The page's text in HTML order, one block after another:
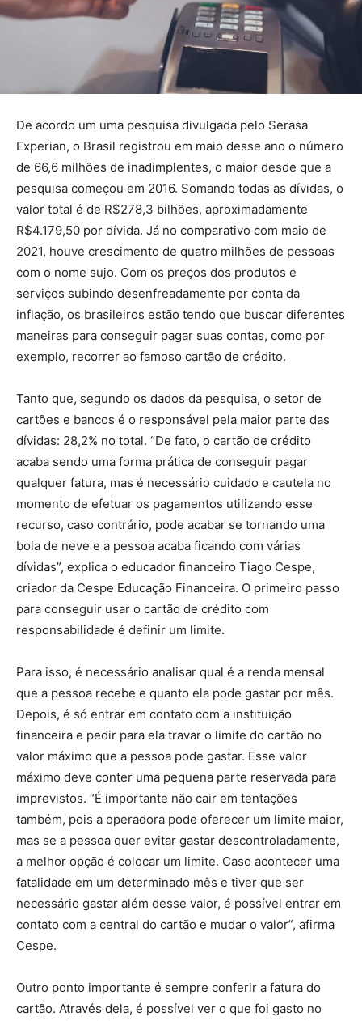
De acordo um uma pesquisa divulgada pelo Serasa
Experian, o Brasil registrou em maio desse ano o número
de 66,6 milhões de inadimplentes, o maior desde que a
pesquisa começou em 2016. Somando todas as dívidas, o
valor total é de R$278,3 bilhões, aproximadamente
R$4.179,50 por dívida. Já no comparativo com maio de
2021, houve crescimento de quatro milhões de pessoas
com o nome sujo. Com os preços dos produtos e
serviços subindo desenfreadamente por conta da
inflação, os brasileiros estão tendo que buscar diferentes
maneiras para conseguir pagar suas contas, como por
exemplo, recorrer ao famoso cartão de crédito.
Tanto que, segundo os dados da pesquisa, o setor de
cartões e bancos é o responsável pela maior parte das
dívidas: 28,2% no total. “De fato, o cartão de crédito
acaba sendo uma forma prática de conseguir pagar
qualquer fatura, mas é necessário cuidado e cautela no
momento de efetuar os pagamentos utilizando esse
recurso, caso contrário, pode acabar se tornando uma
bola de neve e a pessoa acaba ficando com várias
dívidas”, explica o educador financeiro Tiago Cespe,
criador da Cespe Educação Financeira. O primeiro passo
para conseguir usar o cartão de crédito com
responsabilidade é definir um limite.
Para isso, é necessário analisar qual é a renda mensal
que a pessoa recebe e quanto ela pode gastar por mês.
Depois, é só entrar em contato com a instituição
financeira e pedir para ela travar o limite do cartão no
valor máximo que a pessoa pode gastar. Esse valor
máximo deve conter uma pequena parte reservada para
imprevistos. “É importante não cair em tentações
também, pois a operadora pode oferecer um limite maior,
mas se a pessoa quer evitar gastar descontroladamente,
a melhor opção é colocar um limite. Caso acontecer uma
fatalidade em um determinado mês e tiver que ser
necessário gastar além desse valor, é possível entrar em
contato com a central do cartão e mudar o valor”, afirma
Cespe.
Outro ponto importante é sempre conferir a fatura do
cartão. Através dela, é possível ver o que foi gasto no